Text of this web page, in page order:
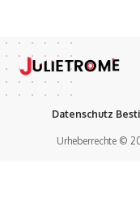
Urheberrechte ©
Datenschutz